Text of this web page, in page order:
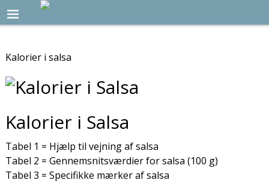
Kalorier i salsa
Kalorier i Salsa
Tabel 1 = Hjælp til vejning af salsa
Tabel 2 = Gennemsnitsværdier for salsa (100 g)
Tabel 3 = Specifikke mærker af salsa